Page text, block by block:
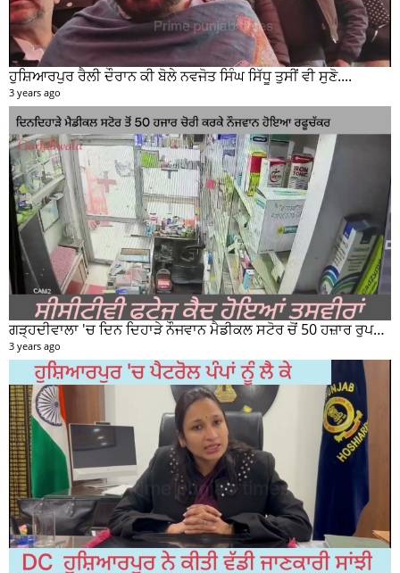
ਹੁਸ਼ਿਆਰਪੁਰ ਰੈਲੀ ਦੌਰਾਨ ਕੀ ਬੋਲੇ ਨਵਜੋਤ ਸਿੰਘ ਸਿੱਧੂ ਤੁਸੀਂ ਵੀ ਸੁਣੋ....
3 years ago
ਗੜ੍ਹਦੀਵਾਲਾ 'ਚ ਦਿਨ ਦਿਹਾੜੇ ਨੌਜਵਾਨ ਮੈਡੀਕਲ ਸਟੋਰ ਚੋਂ 50 ਹਜ਼ਾਰ ਰੁਪਏ ਦੀ ਨਕਦੀ ਚੋਰੀ ਕਰਕੇ ਹੋਇਆ ਰਫੂਚੱਕਰ
3 years ago